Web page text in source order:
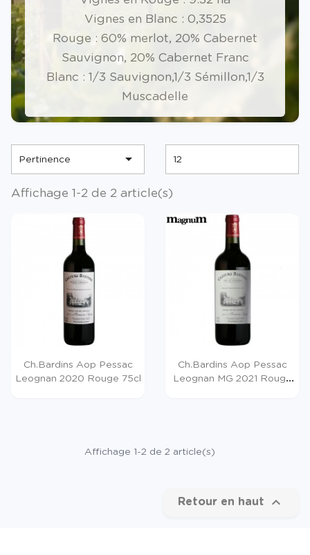
Vignes en Blanc : 0,3525
Rouge : 60% merlot, 20% Cabernet
Sauvignon, 20% Cabernet Franc
Blanc : 1/3 Sauvignon,1/3 Sémillon,1/3
Muscadelle
Pertinence  12
Affichage 1-2 de 2 article(s)
Ch.Bardins Aop Pessac
Leognan 2020 Rouge 75cl
Ch.Bardins Aop Pessac
Leognan MG 2021 Rouge
Affichage 1-2 de 2 article(s)
Retour en haut 